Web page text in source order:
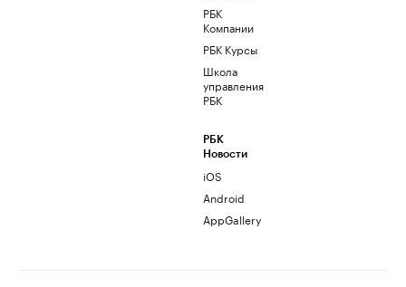
РБК
Компании
РБК Курсы
Школа
управления
РБК
РБК
Новости
iOS
Android
AppGallery